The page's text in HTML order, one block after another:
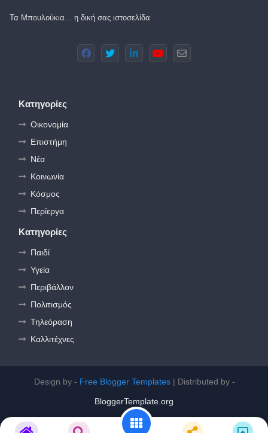
Τα Μπουλούκια... η δική σας ιστοσελίδα
Κατηγορίες
Οικονομία
Επιστήμη
Νέα
Κοινωνία
Κόσμος
Περίεργα
Κατηγορίες
Παιδί
Υγεία
Περιβάλλον
Πολιτισμός
Τηλεόραση
Καλλιτέχνες
Design by - Free Blogger Templates| Distributed by -
BloggerTemplate.org